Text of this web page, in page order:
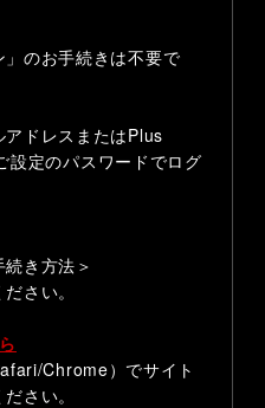
のお手続きは不要で
ドレスまたはPlus
定のパスワードでログ
き方法＞
さい。
Chrome）でサイト
さい。